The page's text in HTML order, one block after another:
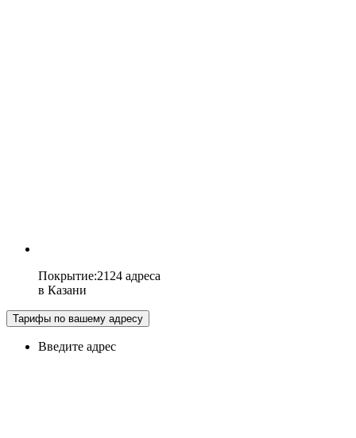
Покрытие:2124 адреса
в Казани
Тарифы по вашему адресу
Введите адрес